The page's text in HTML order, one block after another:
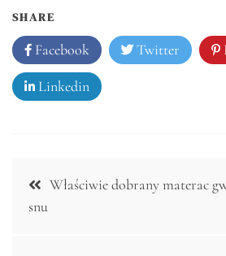
SHARE
Facebook Twitter
Linkedin
Nawigacja
wpisu
Właściwie dobrany materac
snu